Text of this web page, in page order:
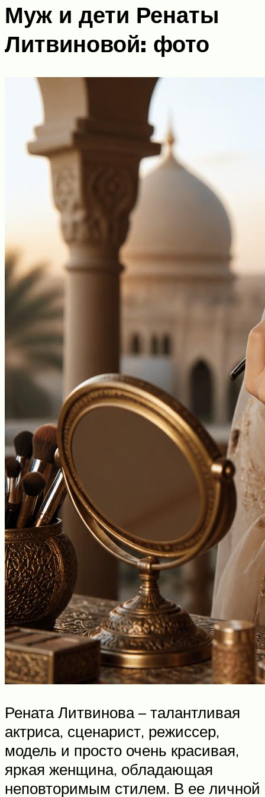
Муж и дети Ренаты
Литвиновой: фото
Рената Литвинова – талантливая
актриса, сценарист, режиссер,
модель и просто очень красивая,
яркая женщина, обладающая
неповторимым стилем. В ее личной